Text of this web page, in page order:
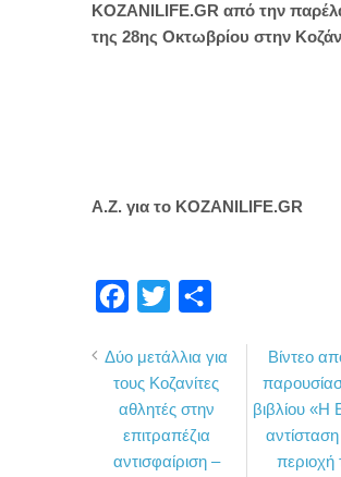
KOZANILIFE.GR από την
της 28ης Οκτωβρίου στην
Α.Ζ. για το KOZANILIFE.GR
c
e
b
o
i
t
t
e
ι
ρ
σ
Δύο μετάλλια για
τους Κοζανίτες
αθλητές στην
επιτραπέζια
αντισφαίριση –
Βίντεο
βιβλίου «Η
περιοχή